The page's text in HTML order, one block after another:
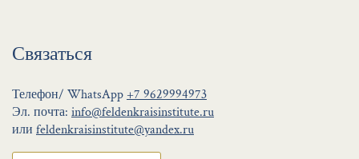
Связаться
Телефон/ WhatsApp +7 9629994973
Эл. почта: info@feldenkraisinstitute.ru
или feldenkraisinstitute@yandex.ru